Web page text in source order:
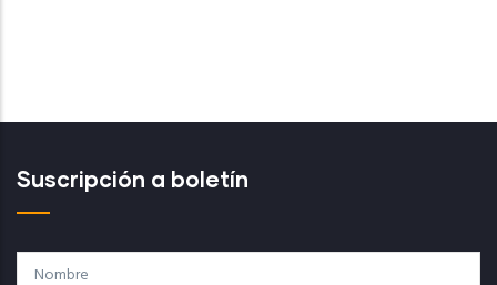
Suscripción a boletín
Nombre